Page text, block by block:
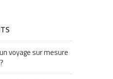
voyage sur mesure